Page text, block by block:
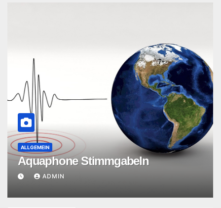
ERNEUERBARE ENERGIEN
Größe für die Solaranlage
bestimmen